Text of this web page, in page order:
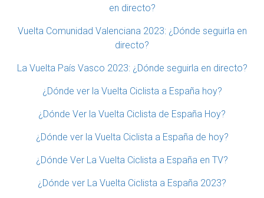
en directo?
Vuelta Comunidad Valenciana 2023: ¿Dónde seguirla en
directo?
La Vuelta País Vasco 2023: ¿Dónde seguirla en directo?
¿Dónde ver la Vuelta Ciclista a España hoy?
¿Dónde Ver la Vuelta Ciclista de España Hoy?
¿Dónde ver la Vuelta Ciclista a España de hoy?
¿Dónde Ver La Vuelta Ciclista a España en TV?
¿Dónde ver La Vuelta Ciclista a España 2023?